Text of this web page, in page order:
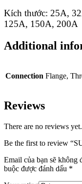
Kích thước: 25A,
125A, 150A, 200A
Additional
Connection Flange,
Reviews
There are no reviews yet.
Be the first to review
Email của bạn sẽ không
buộc được đánh dấu *